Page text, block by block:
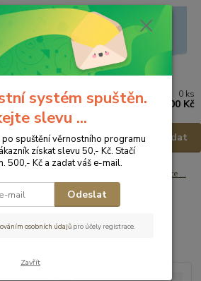
Hledat
0 ks
0,00 Kč
Čepice, nákrčníky, klobouky, rukavice ...
Dráče Dívčí kšiltovka Sahara - vel.46-48
Sahara -
systém spuštěn.
slevu ...
spuštění věrnostního programu
získat slevu 50,- Kč. Stačí
500,- Kč a zadat váš e-mail.
Odeslat
osobních údajů pro účely registrace.
Zavřít